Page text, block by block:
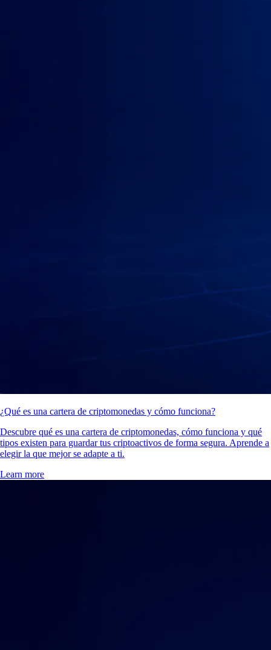
¿Qué es una cartera de criptomonedas y cómo funciona?
Descubre qué es una cartera de criptomonedas, cómo funciona y qué
tipos existen para guardar tus criptoactivos de forma segura. Aprende a
elegir la que mejor se adapte a ti.
Learn more